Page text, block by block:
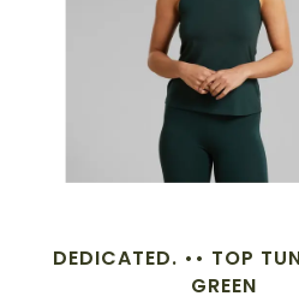
DEDICATED. •• TOP
GREEN